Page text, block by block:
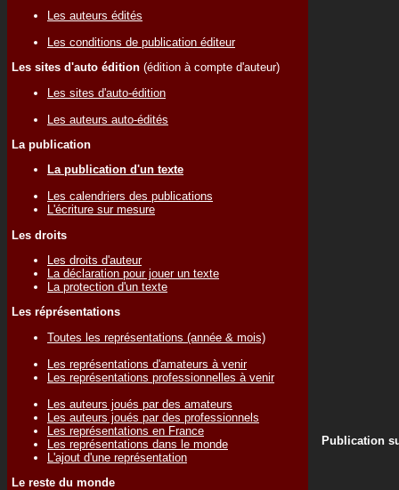
Les auteurs édités
Les conditions de publication éditeur
Les sites d'auto édition (édition à compte d'auteur)
Les sites d'auto-édition
Les auteurs auto-édités
La publication
La publication d'un texte
Les calendriers des publications
L'écriture sur mesure
Les droits
Les droits d'auteur
La déclaration pour jouer un texte
La protection d'un texte
Les réprésentations
Toutes les représentations (année & mois)
Les représentations d'amateurs à venir
Les représentations professionnelles à venir
Les auteurs joués par des amateurs
Les auteurs joués par des professionnels
Les représentations en France
Les représentations dans le monde
L'ajout d'une représentation
Le reste du monde
Publication